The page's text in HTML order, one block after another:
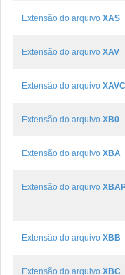
Extensão do arquivo XAS
Extensão do arquivo XAV
Extensão do arquivo XAVC
Extensão do arquivo XB0
Extensão do arquivo XBA
Extensão do arquivo
Extensão do arquivo XBB
Extensão do arquivo XBC